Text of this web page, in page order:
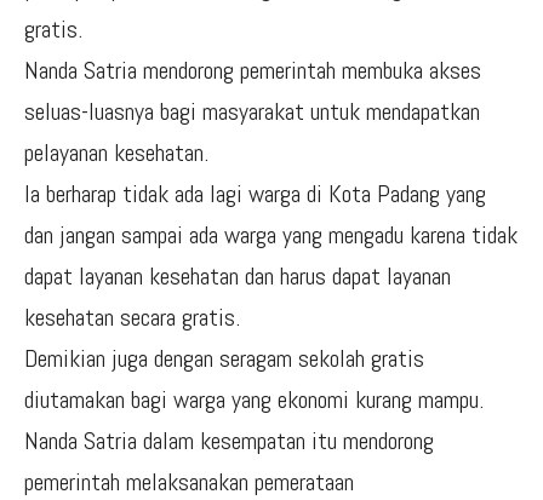
gratis.
Nanda Satria mendorong pemerintah membuka akses
seluas-luasnya bagi masyarakat untuk mendapatkan
pelayanan kesehatan.
Ia berharap tidak ada lagi warga di Kota Padang yang
dan jangan sampai ada warga yang mengadu karena tidak
dapat layanan kesehatan dan harus dapat layanan
kesehatan secara gratis.
Demikian juga dengan seragam sekolah gratis
diutamakan bagi warga yang ekonomi kurang mampu.
Nanda Satria dalam kesempatan itu mendorong
pemerintah melaksanakan pemerataan